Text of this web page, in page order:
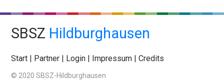
SBSZ Hildburghausen
Start | Partner | Login | Impressum |Credits
© 2020 SBSZ-Hildburghausen